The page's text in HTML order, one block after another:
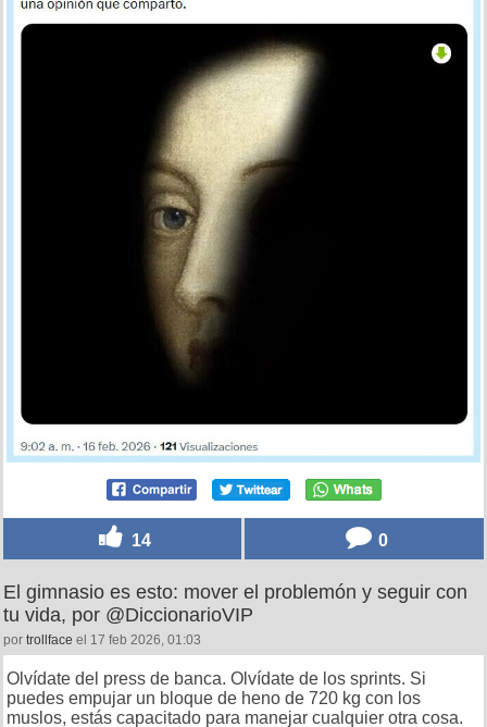
14 0
El gimnasio es esto: mover el problemón y seguir con
tu vida, por @DiccionarioVIP
por trollface el 17 feb 2026, 01:03
Olvídate del press de banca. Olvídate de los sprints. Si
puedes empujar un bloque de heno de 720 kg con los
muslos, estás capacitado para manejar cualquier otra cosa.